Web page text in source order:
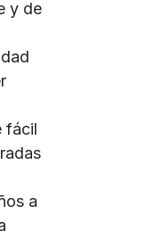
y de
fácil
a